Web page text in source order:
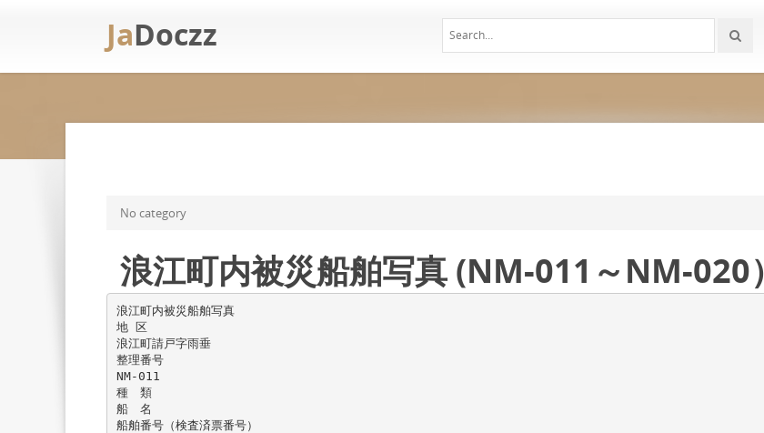
JaDoczz
No category
浪江町内被災船舶写真 (NM-011～NM-020）
浪江町内被災船舶写真
地 区
浪江町請戸字雨垂
整理番号
NM-011
種 類
船 名
船舶番号（検査済票番号）